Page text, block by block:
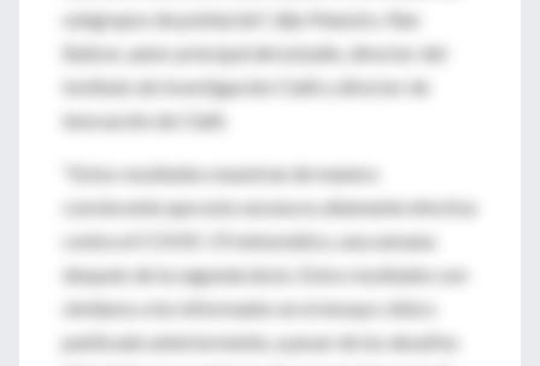
subgrupos de población", dijo Maestro. Ran
Balicer, autor principal del estudio, director del
Instituto de Investigación Clalit y director de
innovación de Clalit.
"Estos resultados muestran de manera
convincente que esta vacuna es altamente efectiva
contra el COVID-19 sintomático, una semana
después de la segunda dosis. Estos resultados son
similares a los informados en el ensayo clínico
publicado anteriormente, a pesar de los desafíos